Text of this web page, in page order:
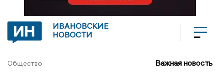
ИВАНОВСКИЕ
НОВОСТИ
Общество Важная новость